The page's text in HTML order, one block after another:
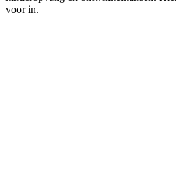
voor in.